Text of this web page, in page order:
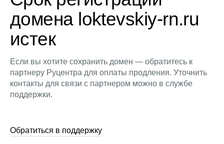
домена loktevskiy-rn.ru
истек
Если вы хотите сохранить домен — обратитесь к
партнеру Руцентра для оплаты продления. Уточнить
контакты для связи с партнером можно в службе
поддержки.
Обратиться в поддержку